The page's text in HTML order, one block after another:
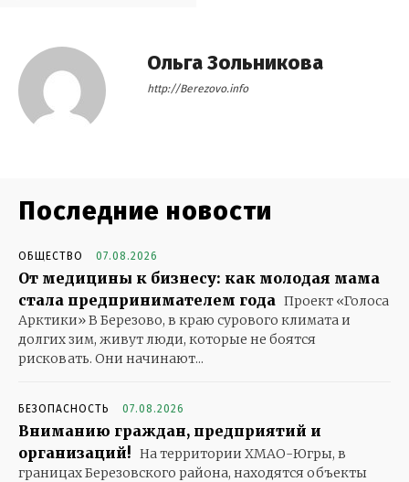
Ольга Зольникова
http://Berezovo.info
Последние новости
ОБЩЕСТВО 07.08.2026
От медицины к бизнесу: как молодая мама
стала предпринимателем года Проект «Голоса
Арктики» В Березово, в краю сурового климата и
долгих зим, живут люди, которые не боятся
рисковать. Они начинают...
БЕЗОПАСНОСТЬ 07.08.2026
Вниманию граждан, предприятий и
организаций! На территории ХМАО-Югры, в
границах Березовского района, находятся объекты